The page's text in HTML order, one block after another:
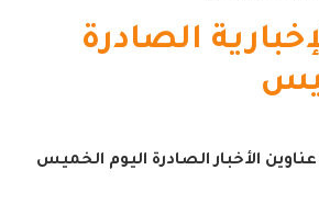
الصادرة
عناوين الأخبار الصادرة اليوم الخميس